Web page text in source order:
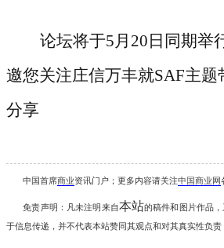
论坛将于5月20日同期举
邀您关注庄信万丰就SAF主题
分享
中国首席商业资讯门户；更多内容请关注中国商业网
免责声明：凡未注明 来自本站的稿件和图片作品
于信息传递，并不代表本站赞同其观点和对其真实性负责